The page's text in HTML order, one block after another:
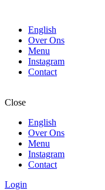
English
Over Ons
Menu
Instagram
Contact
Close
English
Over Ons
Menu
Instagram
Contact
Login